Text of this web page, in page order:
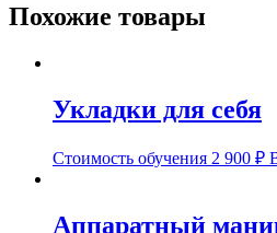
Похожие товары
Укладки для себя
Стоимость обучения 2 900 ₽
Аппаратный